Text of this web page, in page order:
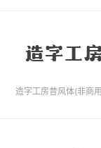
造字工房昔风体(非商